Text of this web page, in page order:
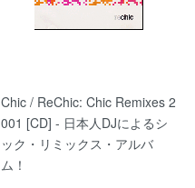
Chic / ReChic: Chic Remixes 2
001 [CD] - 日本人DJによるシ
ック・リミックス・アルバ
ム！